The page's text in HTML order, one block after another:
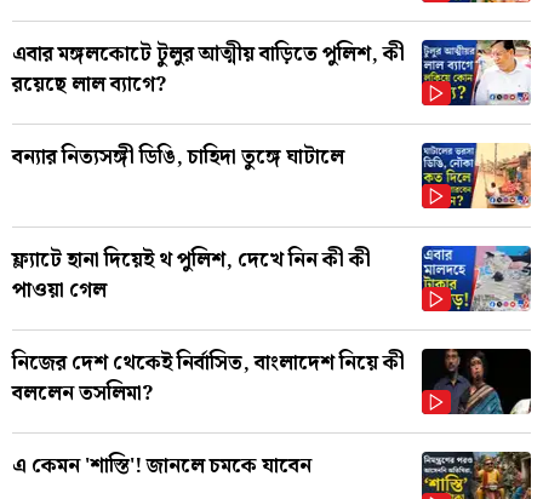
এবার মঙ্গলকোটে টুলুর আত্মীয় বাড়িতে পুলিশ, কী
রয়েছে লাল ব্যাগে?
বন্যার নিত্যসঙ্গী ডিঙি, চাহিদা তুঙ্গে ঘাটালে
ফ্ল্যাটে হানা দিয়েই থ পুলিশ, দেখে নিন কী কী
পাওয়া গেল
নিজের দেশ থেকেই নির্বাসিত, বাংলাদেশ নিয়ে কী
বললেন তসলিমা?
এ কেমন 'শাস্তি'! জানলে চমকে যাবেন